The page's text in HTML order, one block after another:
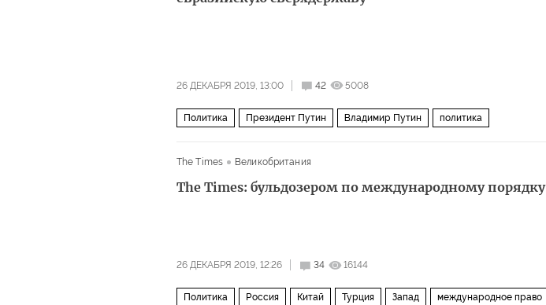
26 ДЕКАБРЯ 2019, 13:00 42 5008
Политика Президент Путин Владимир Путин политика
The Times Великобритания
The Times: бульдозером по международному порядку
26 ДЕКАБРЯ 2019, 12:26 34 16144
Политика Россия Китай Турция Запад международное право